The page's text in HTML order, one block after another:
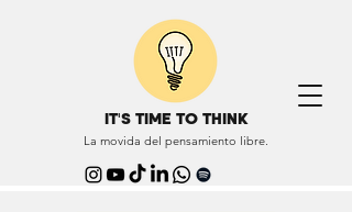
IT'S TIME TO THINK
La movida del pensamiento libre.